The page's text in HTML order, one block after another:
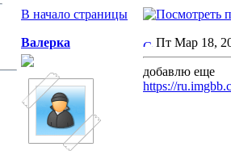
В начало страницы
Валерка Пт Мар 18,
добавлю еще
https://